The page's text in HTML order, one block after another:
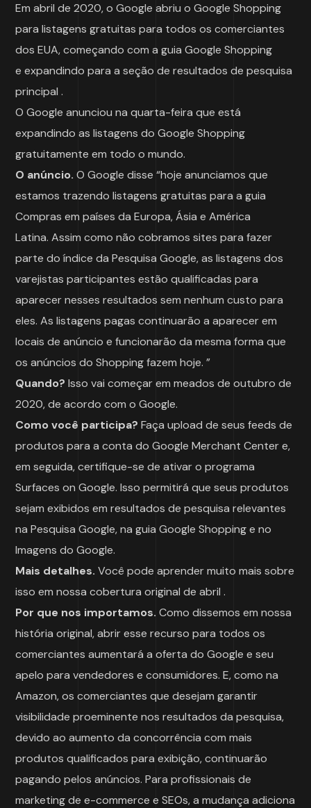
Em abril de 2020, o Google abriu oGoogle Shopping
para listagens gratuitas para todos os comerciantes
dos EUA, começando com a guia Google Shopping
eexpandindo para a seção de resultados de pesquisa
principal .
O Googleanunciou na quarta-feira que está
expandindo as listagens do Google Shopping
gratuitamente em todo o mundo.
O anúncio.O Google disse “hoje anunciamos que
estamos trazendo listagens gratuitas para a guia
Compras em países da Europa, Ásia e América
Latina. Assim como não cobramos sites para fazer
parte do índice da Pesquisa Google, as listagens dos
varejistas participantes estão qualificadas para
aparecer nesses resultados sem nenhum custo para
eles. As listagens pagas continuarão a aparecer em
locais de anúncio e funcionarão da mesma forma que
os anúncios do Shopping fazem hoje. ”
Quando?Isso vai começar em meados de outubro de
2020, de acordo com o Google.
Como você participa?Faça upload de seus feeds de
produtos para a conta do GoogleMerchant Centere,
em seguida, certifique-se de ativar o programa
Surfaces on Google. Isso permitirá que seus produtos
sejam exibidos em resultados de pesquisa relevantes
na Pesquisa Google, na guia Google Shopping e no
Imagens do Google.
Mais detalhes.Você pode aprender muito mais sobre
isso em nossa cobertura originalde abril .
Por que nos importamos.Como dissemos em nossa
história original, abrir esse recurso para todos os
comerciantes aumentará a oferta do Google e seu
apelo para vendedores e consumidores. E, como na
Amazon, os comerciantes que desejam garantir
visibilidade proeminente nos resultados da pesquisa,
devido ao aumento da concorrência com mais
produtos qualificados para exibição, continuarão
pagando pelos anúncios. Para profissionais de
marketing de e-commerce e SEOs, a mudança adiciona